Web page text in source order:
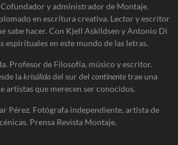
Cofundador y administrador de Montaje.
en escritura creativa. Lector y escritor
sabe hacer. Con Kjell Askildsen y Antonio Di
espirituales en este mundo de las letras.
Profesor de Filosofía, músico y escritor.
lakrisálidadel sur delcontinentetrae una
artistas que merecen ser conocidos.
Pérez. Fotógrafa independiente, artista de
Prensa Revista Montaje.